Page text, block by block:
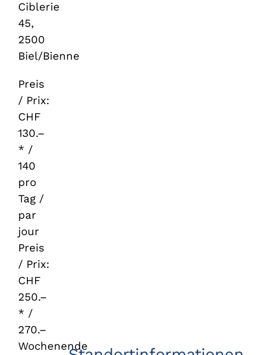
Ciblerie
45,
2500
Biel/Bienne
Preis
/ Prix:
CHF
130.–
* /
140
pro
Tag /
par
jour
Preis
/ Prix:
CHF
250.–
* /
270.–
Wochenende